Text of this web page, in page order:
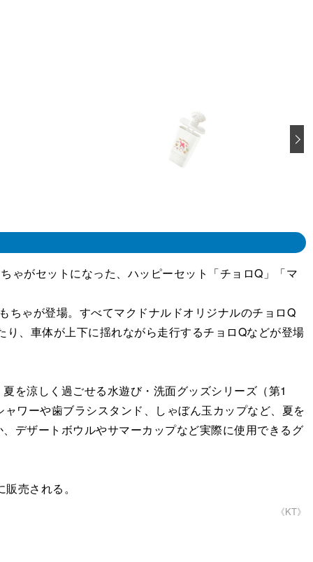
ゃがセットになった、ハッピーセット「チョロQ」「マ
ゃが登場。すべてマクドナルドオリジナルのチョロQ
、車体が上下に揺れながら走行するチョロQなどが登場
を涼しく過ごせる水遊び・洗面グッズシリーズ（第1
ワーや歯ブラシスタンド、しゃぼん玉カップなど、夏を
デザートボウルやサマーカップなど実際に使用できるグ
売される。
《KT》